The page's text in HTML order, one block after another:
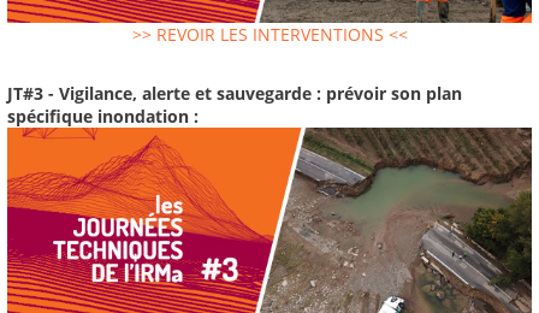
>> REVOIR LES INTERVENTIONS <<
JT#3 - Vigilance, alerte et sauvegarde : prévoir son plan
spécifique inondation :